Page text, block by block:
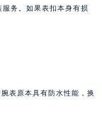
务。如果表扣本身有损
表原本具有防水性能，换